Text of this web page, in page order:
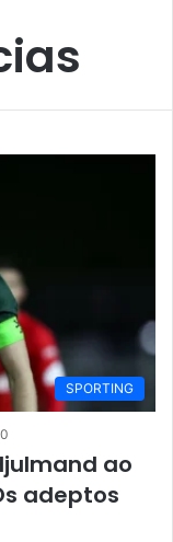
SPORTING
0
ao
adeptos